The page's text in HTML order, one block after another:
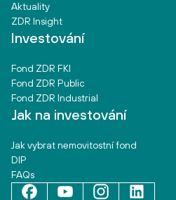
Aktuality
ZDR Insight
Investování
Fond ZDR FKI
Fond ZDR Public
Fond ZDR Industrial
Jak na investování
Jak vybrat nemovitostní fond
DIP
FAQs